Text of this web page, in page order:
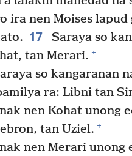
ira nen Moises lapud
17
Saraya so
tan Merari. +
so kangaranan
ra: Libni tan
nen Kohat unong
tan Uziel. +
nen Merari unong